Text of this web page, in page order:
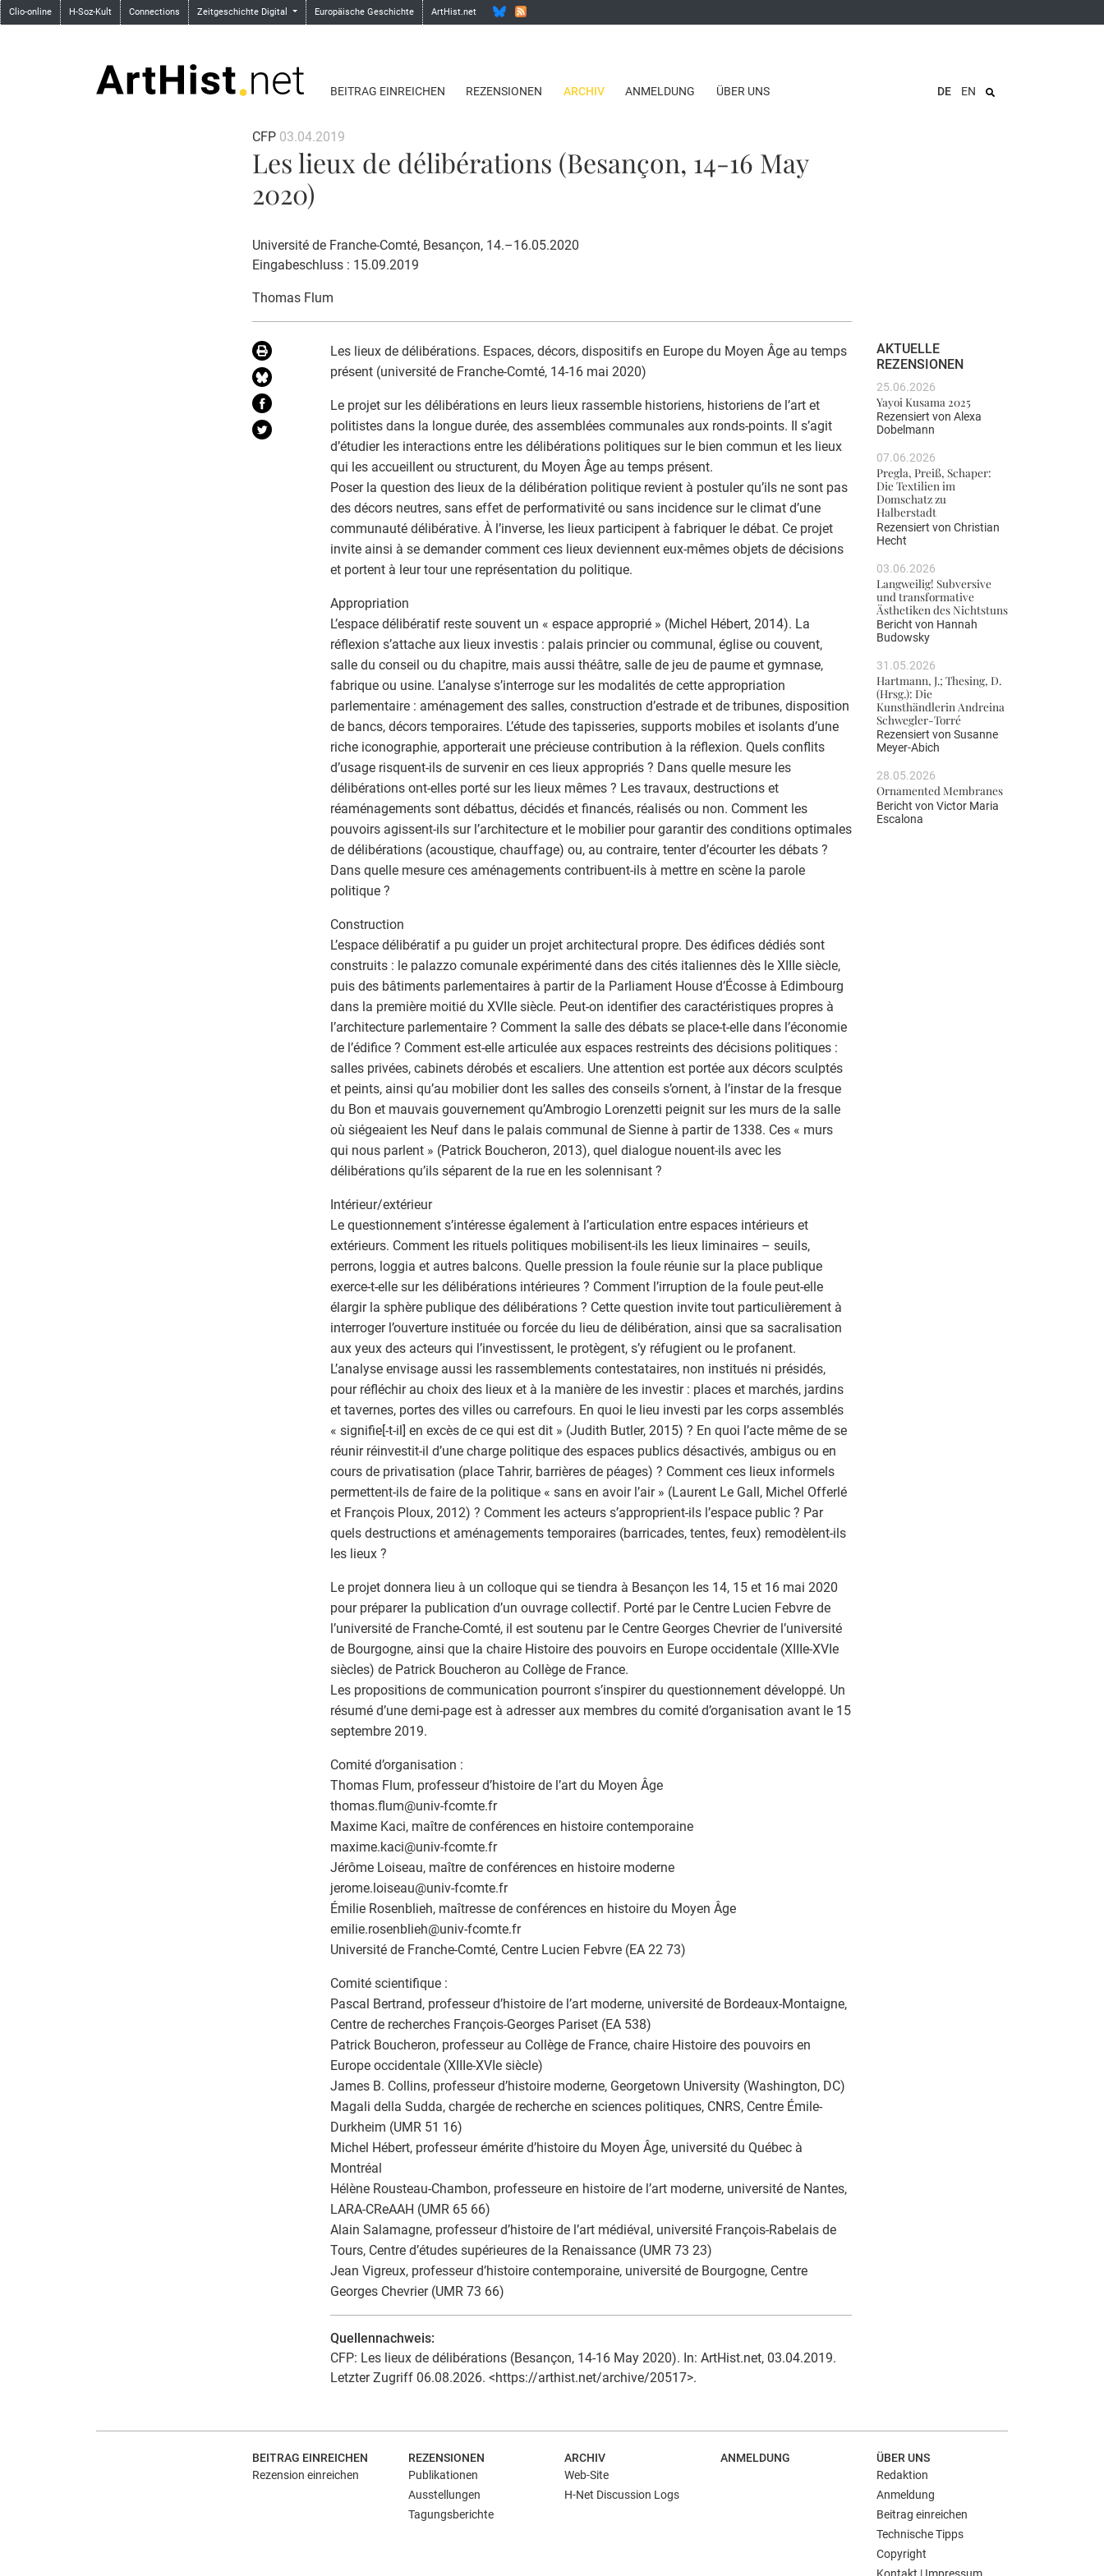
Clio-online H-Soz-Kult Connections Zeitgeschichte Digital Europäische Geschichte ArtHist.net
BEITRAG EINREICHEN REZENSIONEN ARCHIV ANMELDUNG ÜBER UNS DE EN
CFP 03.04.2019
Les lieux de délibérations (Besançon, 14-16 May
2020)
Université de Franche-Comté, Besançon, 14.–16.05.2020
Eingabeschluss : 15.09.2019
Thomas Flum
Les lieux de délibérations. Espaces, décors, dispositifs en Europe du Moyen Âge au temps
présent (université de Franche-Comté, 14-16 mai 2020)
Le projet sur les délibérations en leurs lieux rassemble historiens, historiens de l’art et
politistes dans la longue durée, des assemblées communales aux ronds-points. Il s’agit
d’étudier les interactions entre les délibérations politiques sur le bien commun et les lieux
qui les accueillent ou structurent, du Moyen Âge au temps présent.
Poser la question des lieux de la délibération politique revient à postuler qu’ils ne sont pas
des décors neutres, sans effet de performativité ou sans incidence sur le climat d’une
communauté délibérative. À l’inverse, les lieux participent à fabriquer le débat. Ce projet
invite ainsi à se demander comment ces lieux deviennent eux-mêmes objets de décisions
et portent à leur tour une représentation du politique.
Appropriation
L’espace délibératif reste souvent un « espace approprié » (Michel Hébert, 2014). La
réflexion s’attache aux lieux investis : palais princier ou communal, église ou couvent,
salle du conseil ou du chapitre, mais aussi théâtre, salle de jeu de paume et gymnase,
fabrique ou usine. L’analyse s’interroge sur les modalités de cette appropriation
parlementaire : aménagement des salles, construction d’estrade et de tribunes, disposition
de bancs, décors temporaires. L’étude des tapisseries, supports mobiles et isolants d’une
riche iconographie, apporterait une précieuse contribution à la réflexion. Quels conflits
d’usage risquent-ils de survenir en ces lieux appropriés ? Dans quelle mesure les
délibérations ont-elles porté sur les lieux mêmes ? Les travaux, destructions et
réaménagements sont débattus, décidés et financés, réalisés ou non. Comment les
pouvoirs agissent-ils sur l’architecture et le mobilier pour garantir des conditions optimales
de délibérations (acoustique, chauffage) ou, au contraire, tenter d’écourter les débats ?
Dans quelle mesure ces aménagements contribuent-ils à mettre en scène la parole
politique ?
Construction
L’espace délibératif a pu guider un projet architectural propre. Des édifices dédiés sont
construits : le palazzo comunale expérimenté dans des cités italiennes dès le XIIIe siècle,
puis des bâtiments parlementaires à partir de la Parliament House d’Écosse à Edimbourg
dans la première moitié du XVIIe siècle. Peut-on identifier des caractéristiques propres à
l’architecture parlementaire ? Comment la salle des débats se place-t-elle dans l’économie
de l’édifice ? Comment est-elle articulée aux espaces restreints des décisions politiques :
salles privées, cabinets dérobés et escaliers. Une attention est portée aux décors sculptés
et peints, ainsi qu’au mobilier dont les salles des conseils s’ornent, à l’instar de la fresque
du Bon et mauvais gouvernement qu’Ambrogio Lorenzetti peignit sur les murs de la salle
où siégeaient les Neuf dans le palais communal de Sienne à partir de 1338. Ces « murs
qui nous parlent » (Patrick Boucheron, 2013), quel dialogue nouent-ils avec les
délibérations qu’ils séparent de la rue en les solennisant ?
Intérieur/extérieur
Le questionnement s’intéresse également à l’articulation entre espaces intérieurs et
extérieurs. Comment les rituels politiques mobilisent-ils les lieux liminaires – seuils,
perrons, loggia et autres balcons. Quelle pression la foule réunie sur la place publique
exerce-t-elle sur les délibérations intérieures ? Comment l’irruption de la foule peut-elle
élargir la sphère publique des délibérations ? Cette question invite tout particulièrement à
interroger l’ouverture instituée ou forcée du lieu de délibération, ainsi que sa sacralisation
aux yeux des acteurs qui l’investissent, le protègent, s’y réfugient ou le profanent.
L’analyse envisage aussi les rassemblements contestataires, non institués ni présidés,
pour réfléchir au choix des lieux et à la manière de les investir : places et marchés, jardins
et tavernes, portes des villes ou carrefours. En quoi le lieu investi par les corps assemblés
« signifie[-t-il] en excès de ce qui est dit » (Judith Butler, 2015) ? En quoi l’acte même de se
réunir réinvestit-il d’une charge politique des espaces publics désactivés, ambigus ou en
cours de privatisation (place Tahrir, barrières de péages) ? Comment ces lieux informels
permettent-ils de faire de la politique « sans en avoir l’air » (Laurent Le Gall, Michel Offerlé
et François Ploux, 2012) ? Comment les acteurs s’approprient-ils l’espace public ? Par
quels destructions et aménagements temporaires (barricades, tentes, feux) remodèlent-ils
les lieux ?
Le projet donnera lieu à un colloque qui se tiendra à Besançon les 14, 15 et 16 mai 2020
pour préparer la publication d’un ouvrage collectif. Porté par le Centre Lucien Febvre de
l’université de Franche-Comté, il est soutenu par le Centre Georges Chevrier de l’université
de Bourgogne, ainsi que la chaire Histoire des pouvoirs en Europe occidentale (XIIIe-XVIe
siècles) de Patrick Boucheron au Collège de France.
Les propositions de communication pourront s’inspirer du questionnement développé. Un
résumé d’une demi-page est à adresser aux membres du comité d’organisation avant le 15
septembre 2019.
Comité d’organisation :
Thomas Flum, professeur d’histoire de l’art du Moyen Âge
thomas.flum@univ-fcomte.fr
Maxime Kaci, maître de conférences en histoire contemporaine
maxime.kaci@univ-fcomte.fr
Jérôme Loiseau, maître de conférences en histoire moderne
jerome.loiseau@univ-fcomte.fr
Émilie Rosenblieh, maîtresse de conférences en histoire du Moyen Âge
emilie.rosenblieh@univ-fcomte.fr
Université de Franche-Comté, Centre Lucien Febvre (EA 22 73)
Comité scientifique :
Pascal Bertrand, professeur d’histoire de l’art moderne, université de Bordeaux-Montaigne,
Centre de recherches François-Georges Pariset (EA 538)
Patrick Boucheron, professeur au Collège de France, chaire Histoire des pouvoirs en
Europe occidentale (XIIIe-XVIe siècle)
James B. Collins, professeur d’histoire moderne, Georgetown University (Washington, DC)
Magali della Sudda, chargée de recherche en sciences politiques, CNRS, Centre Émile-
Durkheim (UMR 51 16)
Michel Hébert, professeur émérite d’histoire du Moyen Âge, université du Québec à
Montréal
Hélène Rousteau-Chambon, professeure en histoire de l’art moderne, université de Nantes,
LARA-CReAAH (UMR 65 66)
Alain Salamagne, professeur d’histoire de l’art médiéval, université François-Rabelais de
Tours, Centre d’études supérieures de la Renaissance (UMR 73 23)
Jean Vigreux, professeur d’histoire contemporaine, université de Bourgogne, Centre
Georges Chevrier (UMR 73 66)
Quellennachweis:
CFP: Les lieux de délibérations (Besançon, 14-16 May 2020). In: ArtHist.net, 03.04.2019.
Letzter Zugriff 06.08.2026. <https://arthist.net/archive/20517>.
AKTUELLE
REZENSIONEN
25.06.2026
Yayoi Kusama 2025
Rezensiert von Alexa
Dobelmann
07.06.2026
Pregla, Preiß, Schaper:
Die Textilien im
Domschatz zu
Halberstadt
Rezensiert von Christian
Hecht
03.06.2026
Langweilig! Subversive
und transformative
Ästhetiken des Nichtstuns
Bericht von Hannah
Budowsky
31.05.2026
Hartmann, J.; Thesing, D.
(Hrsg.): Die
Kunsthändlerin Andreina
Schwegler-Torré
Rezensiert von Susanne
Meyer-Abich
28.05.2026
Ornamented Membranes
Bericht von Victor Maria
Escalona
BEITRAG EINREICHEN
Rezension einreichen
REZENSIONEN
Publikationen
Ausstellungen
Tagungsberichte
ARCHIV
Web-Site
H-Net Discussion Logs
ANMELDUNG
ÜBER UNS
Redaktion
Anmeldung
Beitrag einreichen
Technische Tipps
Copyright